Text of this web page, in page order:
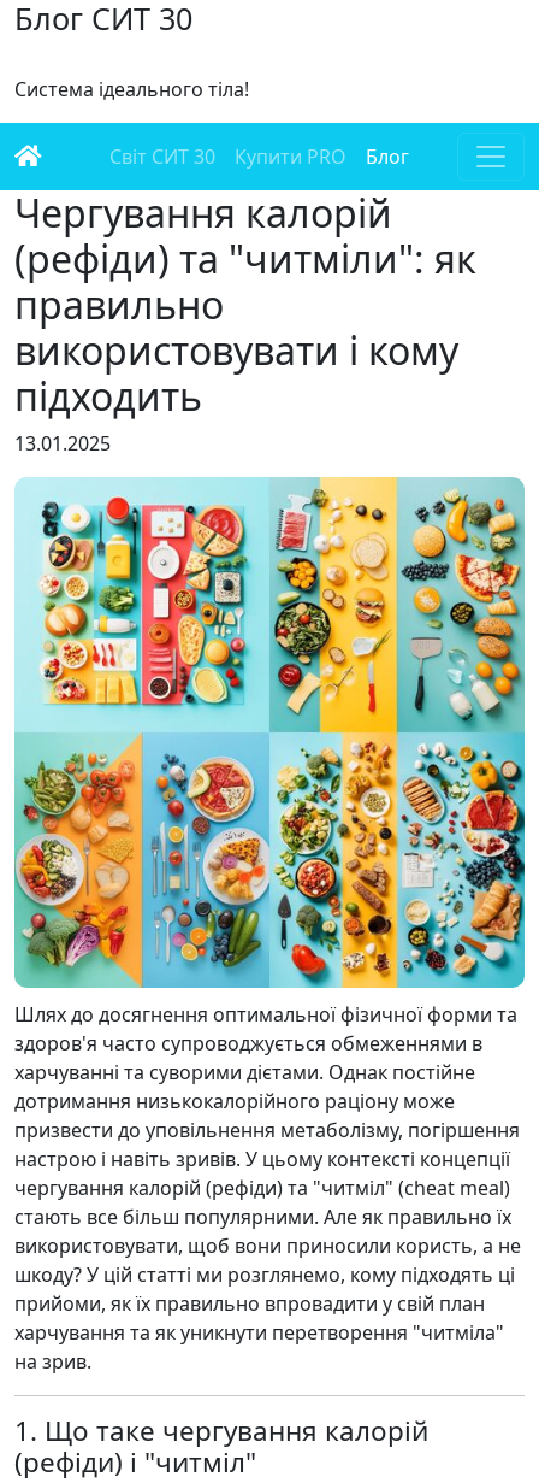
Блог СИТ 30
Система ідеального тіла!
Світ СИТ 30 Купити PRO Блог
Чергування калорій
(рефіди) та "читміли": як
правильно
використовувати і кому
підходить
13.01.2025
Шлях до досягнення оптимальної фізичної форми та
здоров'я часто супроводжується обмеженнями в
харчуванні та суворими дієтами. Однак постійне
дотримання низькокалорійного раціону може
призвести до уповільнення метаболізму, погіршення
настрою і навіть зривів. У цьому контексті концепції
чергування калорій (рефіди) та "читміл" (cheat meal)
стають все більш популярними. Але як правильно їх
використовувати, щоб вони приносили користь, а не
шкоду? У цій статті ми розглянемо, кому підходять ці
прийоми, як їх правильно впровадити у свій план
харчування та як уникнути перетворення "читміла"
на зрив.
1. Що таке чергування калорій
(рефіди) і "читміл"